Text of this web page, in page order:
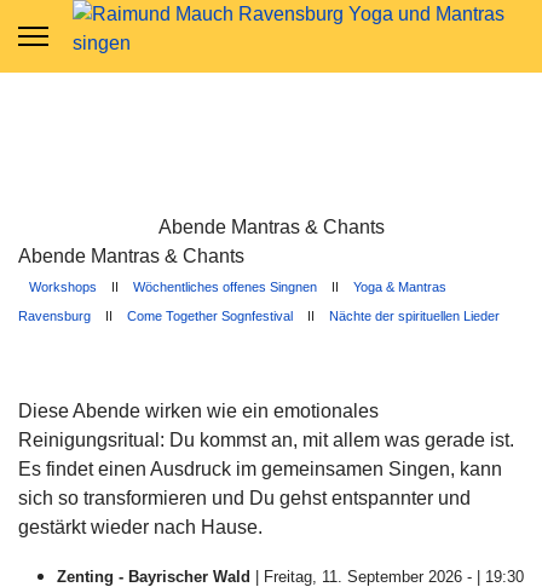
Abende Mantras & Chants
Abende Mantras & Chants
Workshops II Wöchentliches offenes Singnen II Yoga & Mantras
Ravensburg II Come Together Sognfestival II Nächte der spirituellen Lieder
Diese Abende wirken wie ein emotionales
Reinigungsritual: Du kommst an, mit allem was gerade ist.
Es findet einen Ausdruck im gemeinsamen Singen, kann
sich so transformieren und Du gehst entspannter und
gestärkt wieder nach Hause.
Zenting - Bayrischer Wald
| Freitag, 11. September 2026 - | 19:30